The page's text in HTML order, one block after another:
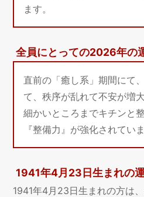
ます。
全員にとっての2026年の
直前の「癒し系」期間にて
て、秩序が乱れて不安が増
細かいところまでキチンと
『整備力』が強化されていま
1941年4月23日生まれの
1941年4月23日生まれの方は